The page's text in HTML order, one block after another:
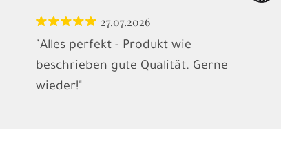
27.07.2026
"Alles perfekt - Produkt wie
beschrieben gute Qualität. Gerne
wieder!"